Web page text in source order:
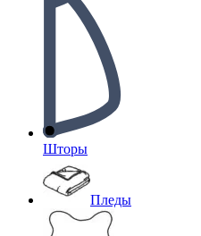
Шторы
Пледы